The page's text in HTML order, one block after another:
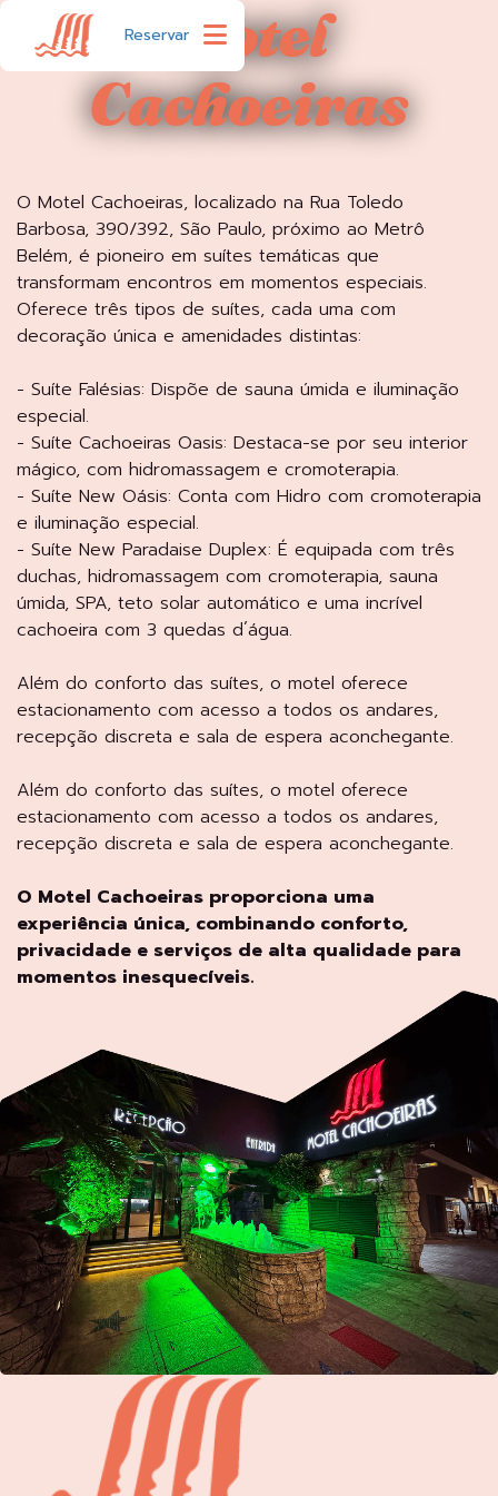
ReservarMotel
Cachoeiras
O Motel Cachoeiras, localizado na Rua Toledo
Barbosa, 390/392, São Paulo, próximo ao Metrô
Belém, é pioneiro em suítes temáticas que
transformam encontros em momentos especiais.
Oferece três tipos de suítes, cada uma com
decoração única e amenidades distintas:
- Suíte Falésias: Dispõe de sauna úmida e iluminação
especial.
- Suíte Cachoeiras Oasis: Destaca-se por seu interior
mágico, com hidromassagem e cromoterapia.
- Suíte New Oásis: Conta com Hidro com cromoterapia
e iluminação especial.
- Suíte New Paradaise Duplex: É equipada com três
duchas, hidromassagem com cromoterapia, sauna
úmida, SPA, teto solar automático e uma incrível
cachoeira com 3 quedas d´água.
Além do conforto das suítes, o motel oferece
estacionamento com acesso a todos os andares,
recepção discreta e sala de espera aconchegante.
Além do conforto das suítes, o motel oferece
estacionamento com acesso a todos os andares,
recepção discreta e sala de espera aconchegante.
O Motel Cachoeiras proporciona uma
experiência única, combinando conforto,
privacidade e serviços de alta qualidade para
momentos inesquecíveis.
Fale conosco no
WhatsApp